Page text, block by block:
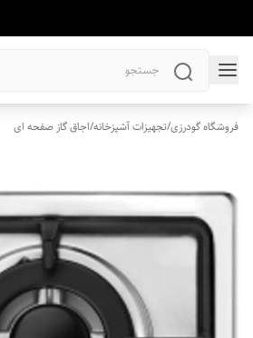
فروشگاه گودرزی/تجهیزات آشپزخانه/اجاق گاز صفحه ای